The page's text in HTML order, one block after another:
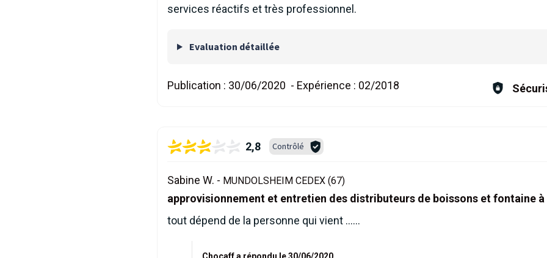
services réactifs et très professionnel.
Evaluation détaillée
Publication : 30/06/2020 - Expérience : 02/2018
2,8 Contrôlé
Sabine W. - MUNDOLSHEIM CEDEX (67)
approvisionnement et entretien des distributeurs de boissons et fontaine à
tout dépend de la personne qui vient ......